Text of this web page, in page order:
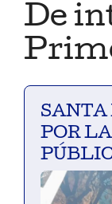
De
SANTA
POR